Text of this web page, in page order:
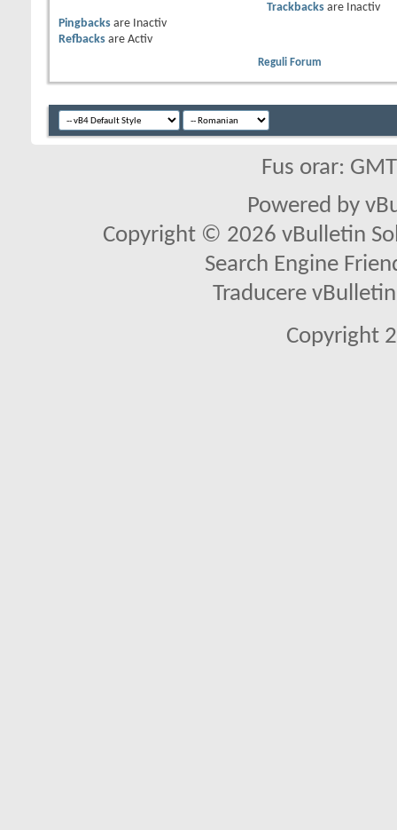
Trackbacksare
Inactiv
Pingbacks are
Inactiv
Refbacks are Activ
Reguli Forum
Fus orar:
Powered by
Copyright © 2026 vBulletin
Search Engine
Traducere
Copyright